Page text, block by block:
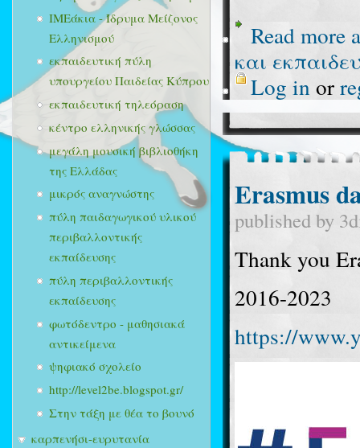
ΙΜΕάκια - Ίδρυμα Μείζονος
Ελληνισμού
εκπαιδευτική πύλη
υπουργείου Παιδείας Κύπρου
εκπαιδευτική τηλεόραση
κέντρο ελληνικής γλώσσας
μεγάλη μουσική βιβλιοθήκη
της Ελλάδας
μικρός αναγνώστης
πύλη παιδαγωγικού υλικού
περιβαλλοντικής
εκπαίδευσης
πύλη περιβαλλοντικής
εκπαίδευσης
φωτόδεντρο - μαθησιακά
αντικείμενα
ψηφιακό σχολείο
http://level2be.blogspot.gr/
Στην τάξη με θέα το βουνό
καρπενήσι-ευρυτανία
Read more
και
Log in or
Erasmus
published by
Thank you
2016-2023
https://